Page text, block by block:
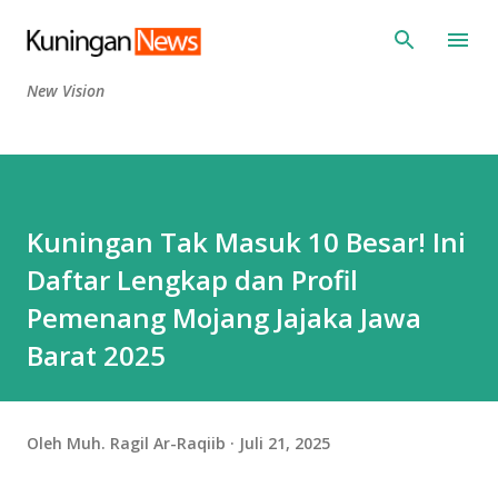
Langsung ke konten utama
New Vision
Kuningan Tak Masuk 10 Besar! Ini
Daftar Lengkap dan Profil
Pemenang Mojang Jajaka Jawa
Barat 2025
Oleh Muh. Ragil Ar-Raqiib Juli 21, 2025